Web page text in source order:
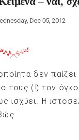
Dec 05, 2012
δεν
τους (!) τον
ισχύει. Η